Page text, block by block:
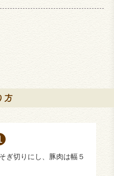
ぎ切りにし、豚肉は幅５